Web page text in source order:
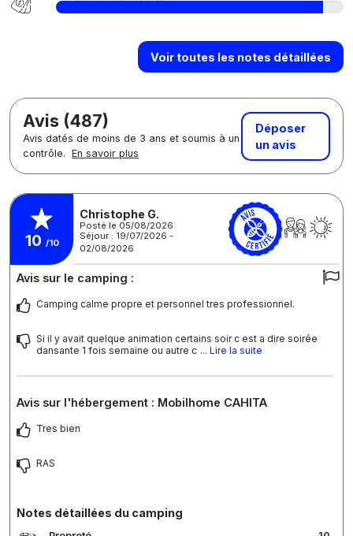
Voir toutes les notes détaillées
Avis (487)
Avis datés de moins de 3 ans et soumis à un
contrôle. En savoir plus
Déposer
un avis
10 /10
Christophe G.
Posté le 05/08/2026
Séjour : 19/07/2026 -
02/08/2026
Avis sur le camping :
Camping calme propre et personnel tres professionnel.
Si il y avait quelque animation certains soir c est a dire soirée
dansante 1 fois semaine ou autre c ... Lire la suite
Avis sur l'hébergement : Mobilhome CAHITA
Tres bien
RAS
Notes détaillées du camping